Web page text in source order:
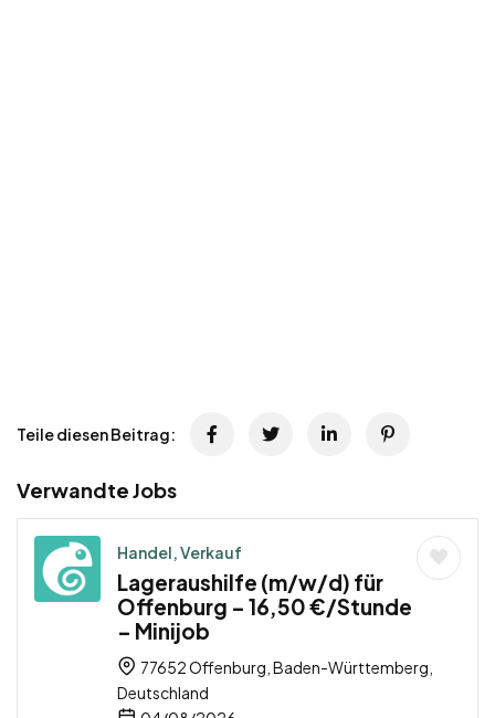
Teile diesen Beitrag:
Verwandte Jobs
Handel, Verkauf
Lageraushilfe (m/w/d) für
Offenburg – 16,50 €/Stunde
– Minijob
77652 Offenburg, Baden-Württemberg,
Deutschland